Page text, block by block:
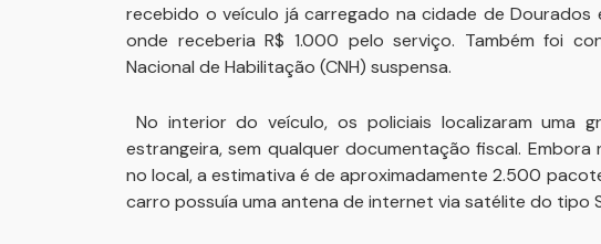
recebido o veículo já carregado na cidade de
onde receberia R$ 1.000 pelo serviço. Também foi
Nacional de Habilitação (CNH) suspensa.
No interior do veículo, os policiais localizaram uma
estrangeira, sem qualquer documentação fiscal.
no local, a estimativa é de aproximadamente 2.500
carro possuía uma antena de internet via satélite do tipo